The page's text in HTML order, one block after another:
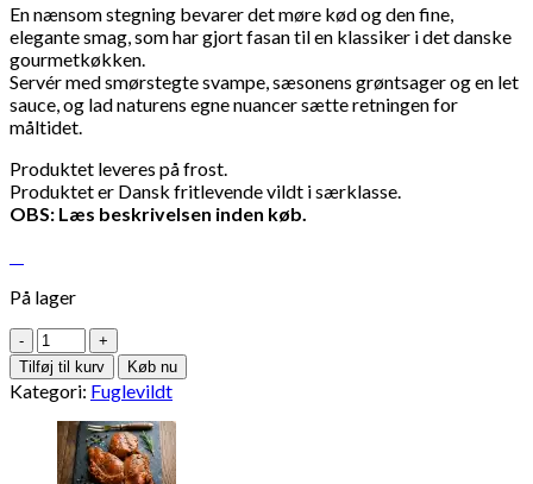
En nænsom stegning bevarer det møre kød og den fine,
elegante smag, som har gjort fasan til en klassiker i det danske
gourmetkøkken.
Servér med smørstegte svampe, sæsonens grøntsager og en let
sauce, og lad naturens egne nuancer sætte retningen for
måltidet.
Produktet leveres på frost.
Produktet er Dansk fritlevende vildt i særklasse.
OBS: Læs beskrivelsen inden køb.
På lager
Fasan
brystfilet
1
kg
antal
Tilføj til kurv Køb nu
Kategori: Fuglevildt